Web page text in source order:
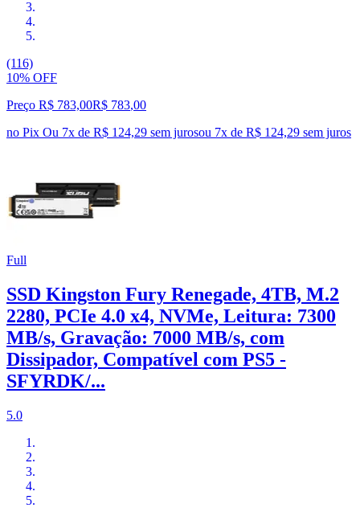
(116)
10% OFF
Preço R$ 783,00R$ 783,00
no Pix Ou 7x de R$ 124,29 sem jurosou 7x de R$ 124,29 sem juros
Full
SSD Kingston Fury Renegade, 4TB, M.2
2280, PCIe 4.0 x4, NVMe, Leitura: 7300
MB/s, Gravação: 7000 MB/s, com
Dissipador, Compatível com PS5 -
SFYRDK/...
5.0